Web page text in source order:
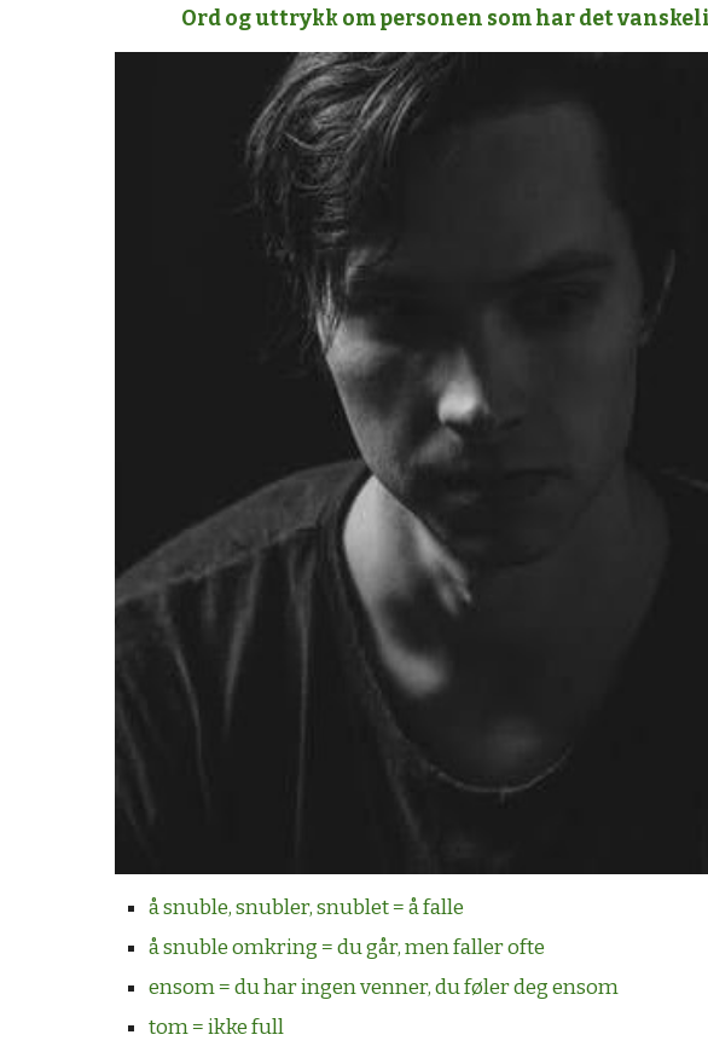
Ord og uttrykk om personen som har det
å snuble, snubler, snublet = å falle
å snuble omkring = du går, men faller ofte
ensom = du har ingen venner, du føler deg ensom
tom = ikke full